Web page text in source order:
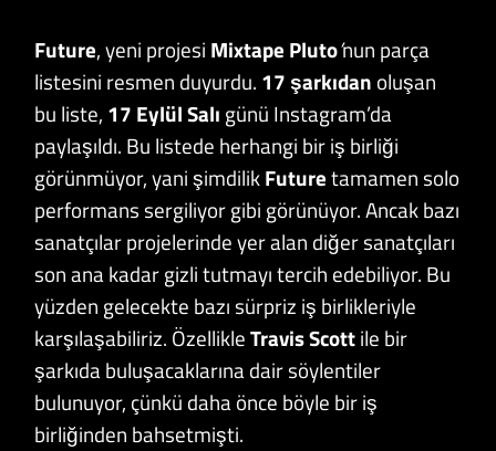
Future, yeni projesi Mixtape Pluto’nun parça
listesini resmen duyurdu. 17 şarkıdan oluşan
bu liste, 17 Eylül Salı günü Instagram’da
paylaşıldı. Bu listede herhangi bir iş birliği
görünmüyor, yani şimdilikFuturetamamen solo
performans sergiliyor gibi görünüyor. Ancak bazı
sanatçılar projelerinde yer alan diğer sanatçıları
son ana kadar gizli tutmayı tercih edebiliyor. Bu
yüzden gelecekte bazı sürpriz iş birlikleriyle
karşılaşabiliriz. ÖzellikleTravis Scottile bir
şarkıda buluşacaklarına dair söylentiler
bulunuyor, çünkü daha önce böyle bir iş
birliğinden bahsetmişti.